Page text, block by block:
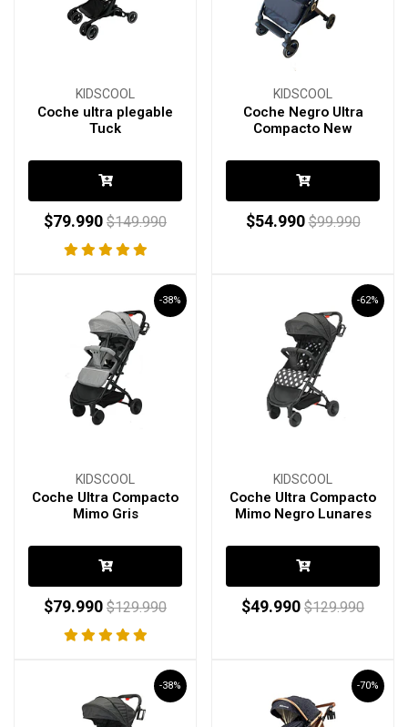
KIDSCOOL
Coche ultra plegable
Tuck
$79.990 $149.990
KIDSCOOL
Coche Negro Ultra
Compacto New
$54.990 $99.990
-38%
KIDSCOOL
Coche Ultra Compacto
Mimo Gris
$79.990 $129.990
-62%
KIDSCOOL
Coche Ultra Compacto
Mimo Negro Lunares
$49.990 $129.990
-38% -70%